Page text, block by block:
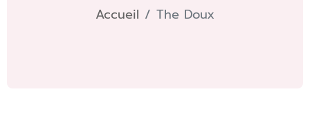
Accueil The Doux